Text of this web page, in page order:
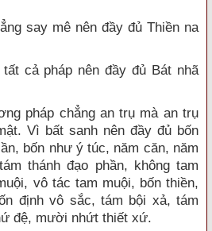
say mê nên đầy đủ Thiền na
cả pháp nên đầy đủ Bát nhã
pháp chẳng an trụ mà an trụ
Vì bất sanh nên đầy đủ bốn
bốn như ý túc, năm căn, năm
thánh đạo phần, không tam
vô tác tam muội, bốn thiền,
định vô sắc, tám bội xả, tám
đệ, mười nhứt thiết xứ.